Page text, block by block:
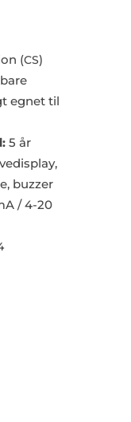
(CS)
egnet til
5 år
buzzer
/ 4-20